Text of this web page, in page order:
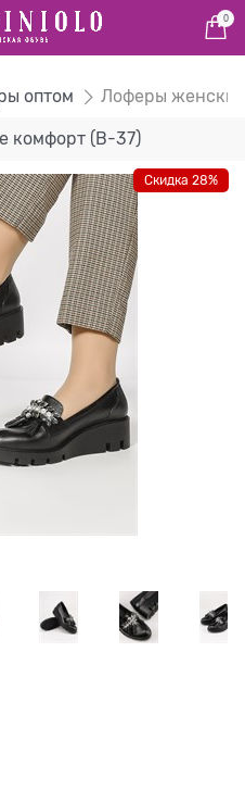
0
оптом Лоферы
комфорт (B-37)
Скидка 28%